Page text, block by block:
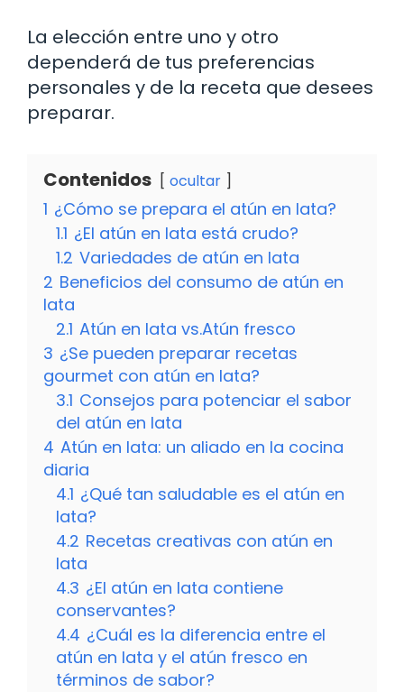
La elección entre uno y otro
dependerá de tus preferencias
personales y de la receta que desees
preparar.
Contenidos ocultar
1 ¿Cómo se prepara el atún en lata?
1.1 ¿El atún en lata está crudo?
1.2 Variedades de atún en lata
2 Beneficios del consumo de atún en
lata
2.1 Atún en lata vs.Atún fresco
3 ¿Se pueden preparar recetas
gourmet con atún en lata?
3.1 Consejos para potenciar el sabor
del atún en lata
4 Atún en lata: un aliado en la cocina
diaria
4.1 ¿Qué tan saludable es el atún en
lata?
4.2 Recetas creativas con atún en
lata
4.3 ¿El atún en lata contiene
conservantes?
4.4 ¿Cuál es la diferencia entre el
atún en lata y el atún fresco en
términos de sabor?